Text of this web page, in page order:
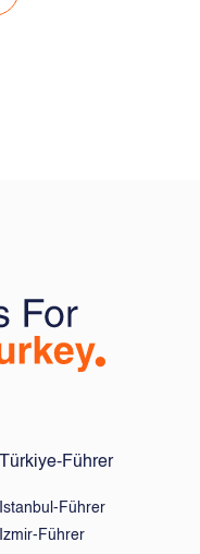
Türkiye-Führer
Istanbul-Führer
Izmir-Führer